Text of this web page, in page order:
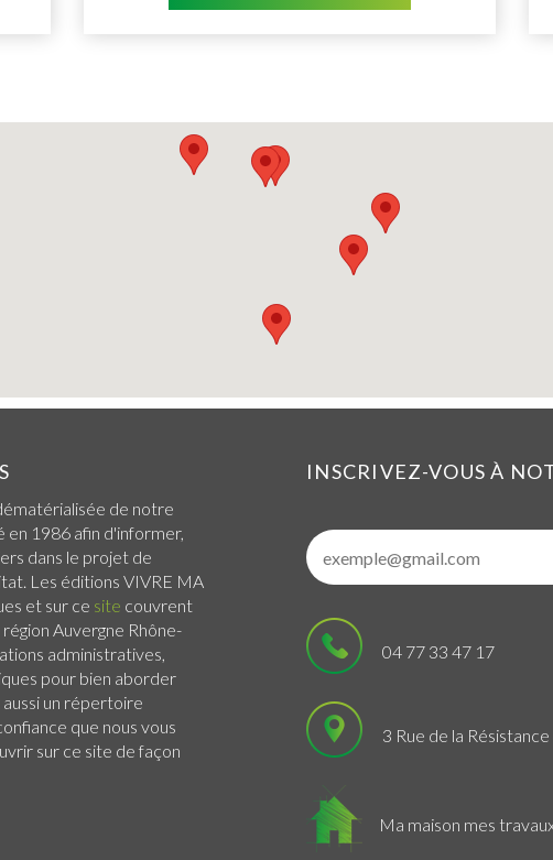
de notre
1986 afin d'informer,
dans le projet de
Les éditions VIVRE MA
et sur ce site couvrent
Auvergne Rhône-
administratives,
pour bien aborder
un répertoire
que nous vous
sur ce site de façon
INSCRIVEZ-VOUS À
04 77 33 47 17
3 Rue de la
Ma maison mes